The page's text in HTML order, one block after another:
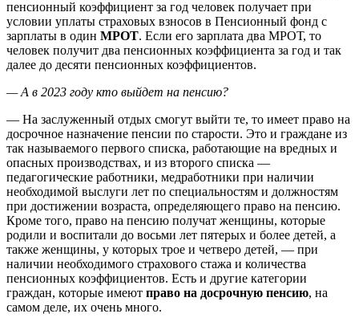
пенсионный коэффициент за год человек получает при
условии уплаты страховых взносов в Пенсионный фонд с
зарплаты в один МРОТ. Если его зарплата два МРОТ, то
человек получит два пенсионных коэффициента за год и так
далее до десяти пенсионных коэффициентов.
— А в 2023 году кто выйдет на пенсию?
— На заслуженный отдых смогут выйти те, то имеет право на
досрочное назначение пенсии по старости. Это и граждане из
так называемого первого списка, работающие на вредных и
опасных производствах, и из второго списка —
педагогические работники, медработники при наличии
необходимой выслуги лет по специальностям и должностям
при достижении возраста, определяющего право на пенсию.
Кроме того, право на пенсию получат женщины, которые
родили и воспитали до восьми лет пятерых и более детей, а
также женщины, у которых трое и четверо детей, — при
наличии необходимого страхового стажа и количества
пенсионных коэффициентов. Есть и другие категории
граждан, которые имеют право на досрочную пенсию, на
самом деле, их очень много.